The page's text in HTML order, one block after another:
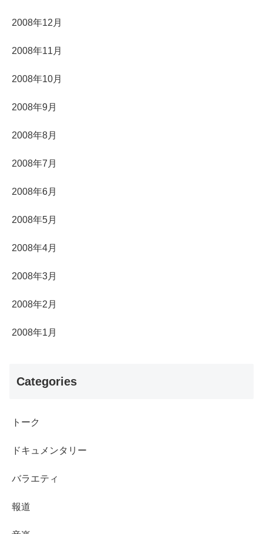
2008年12月
2008年11月
2008年10月
2008年9月
2008年8月
2008年7月
2008年6月
2008年5月
2008年4月
2008年3月
2008年2月
2008年1月
Categories
トーク
ドキュメンタリー
バラエティ
報道